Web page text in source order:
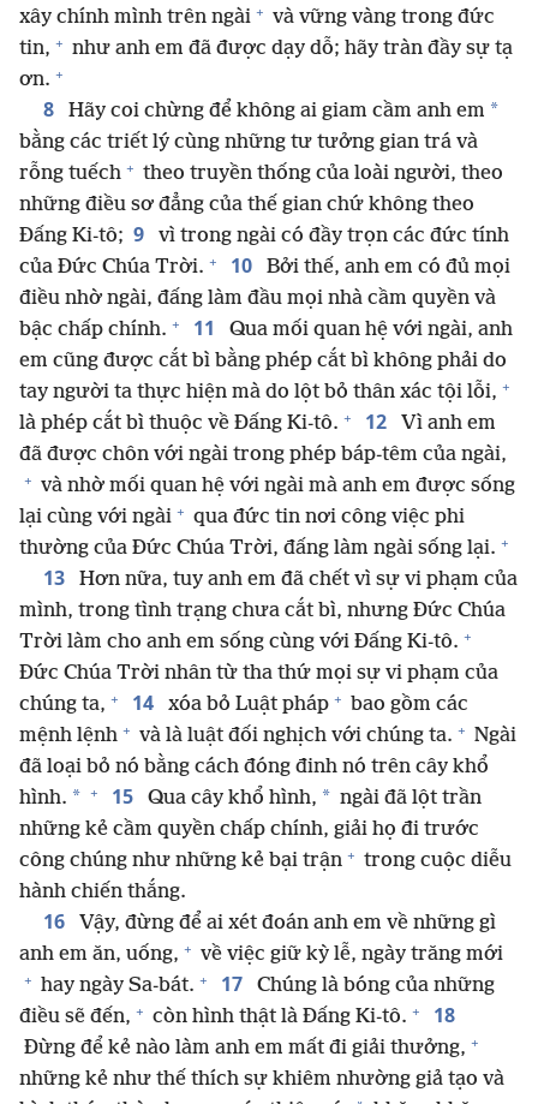
xây chính mình trên ngài + và vững vàng trong đức
tin, + như anh em đã được dạy dỗ; hãy tràn đầy sự tạ
ơn. +
8 Hãy coi chừng để không ai giam cầm anh em *
bằng các triết lý cùng những tư tưởng gian trá và
rỗng tuếch + theo truyền thống của loài người, theo
những điều sơ đẳng của thế gian chứ không theo
Đấng Ki-tô; 9
vì trong ngài có đầy trọn các đức tính
của Đức Chúa Trời. + 10
Bởi thế, anh em có đủ mọi
điều nhờ ngài, đấng làm đầu mọi nhà cầm quyền và
bậc chấp chính. + 11
Qua mối quan hệ với ngài, anh
em cũng được cắt bì bằng phép cắt bì không phải do
tay người ta thực hiện mà do lột bỏ thân xác tội lỗi, +
là phép cắt bì thuộc về Đấng Ki-tô. + 12
Vì anh em
đã được chôn với ngài trong phép báp-têm của ngài,
+ và nhờ mối quan hệ với ngài mà anh em được sống
lại cùng với ngài + qua đức tin nơi công việc phi
thường của Đức Chúa Trời, đấng làm ngài sống lại. +
13
Hơn nữa, tuy anh em đã chết vì sự vi phạm của
mình, trong tình trạng chưa cắt bì, nhưng Đức Chúa
Trời làm cho anh em sống cùng với Đấng Ki-tô. +
Đức Chúa Trời nhân từ tha thứ mọi sự vi phạm của
chúng ta, + 14 xóa bỏ Luật pháp + bao gồm các
mệnh lệnh + và là luật đối nghịch với chúng ta. + Ngài
đã loại bỏ nó bằng cách đóng đinh nó trên cây khổ
hình. * + 15 Qua cây khổ hình, * ngài đã lột trần
những kẻ cầm quyền chấp chính, giải họ đi trước
công chúng như những kẻ bại trận + trong cuộc diễu
hành chiến thắng.
16
Vậy, đừng để ai xét đoán anh em về những gì
anh em ăn, uống, + về việc giữ kỳ lễ, ngày trăng mới
+ hay ngày Sa-bát. + 17
Chúng là bóng của những
điều sẽ đến, + còn hình thật là Đấng Ki-tô. + 18
Đừng để kẻ nào làm anh em mất đi giải thưởng, +
những kẻ như thế thích sự khiêm nhường giả tạo và